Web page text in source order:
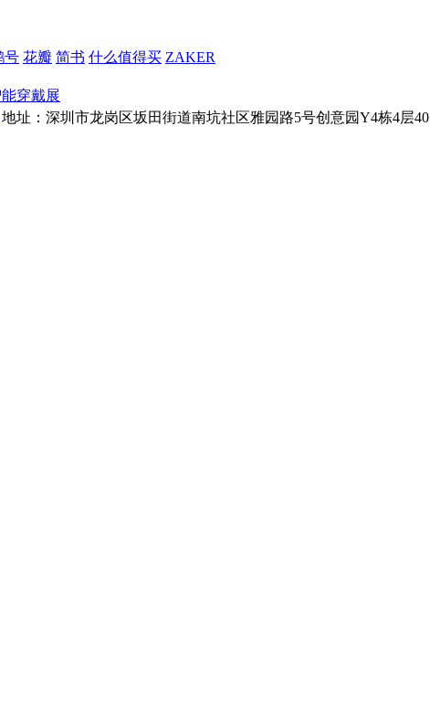
号 花瓣 简书 什么值得买 ZAKER
穿戴展
地址：深圳市龙岗区坂田街道南坑社区雅园路5号创意园Y4栋4层